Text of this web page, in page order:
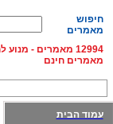
חיפוש
מאמרים
12994 מאמרים -
מאמרים חינם
עמוד הבית